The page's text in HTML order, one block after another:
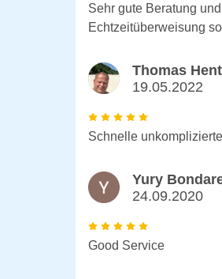
Sehr gute Beratung
Echtzeitüberweisung
Thomas
19.05.2022
Schnelle
Yury
24.09.2020
Good Service